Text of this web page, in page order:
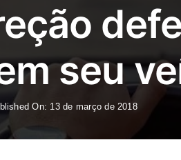
seu
On: 13 de março de 2018